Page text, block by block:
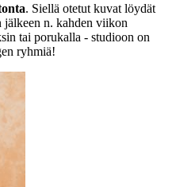
. Siellä otetut kuvat löydät
jälkeen n. kahden viikon
tai porukalla - studioon on
ryhmiä!